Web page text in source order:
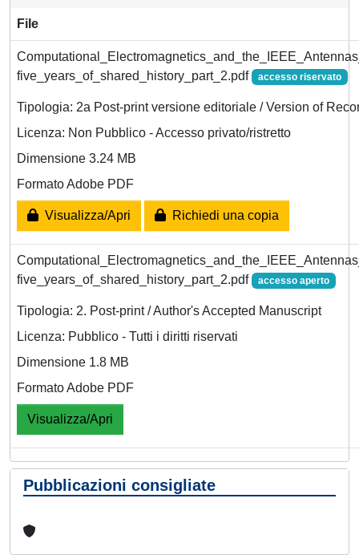
File
five_years_of_shared_history_part_2.pdf
accesso riservato
Tipologia: 2a Post-print versione editoriale / Version of
Licenza: Non Pubblico - Accesso privato/ristretto
Dimensione 3.24 MB
Formato Adobe PDF
Visualizza/Apri Richiedi una copia
five_years_of_shared_history_part_2.pdf
accesso aperto
Tipologia: 2. Post-print / Author's Accepted Manuscript
Licenza: Pubblico - Tutti i diritti riservati
Dimensione 1.8 MB
Formato Adobe PDF
Visualizza/Apri
Pubblicazioni consigliate